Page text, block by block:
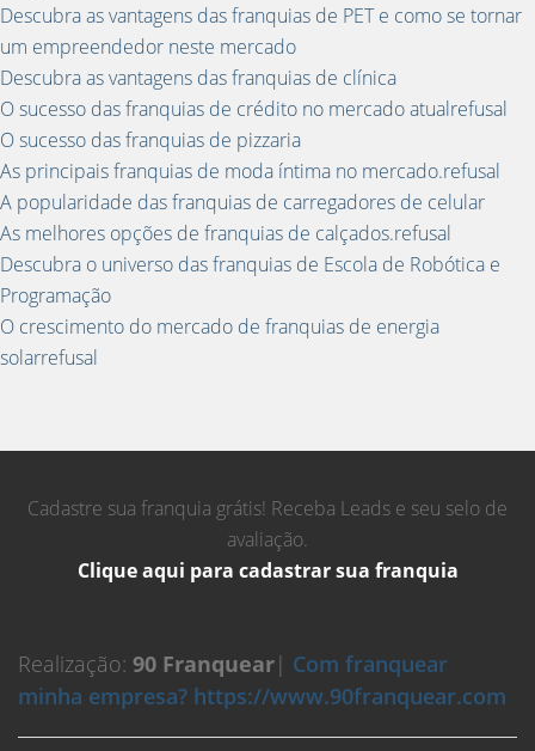
Descubra as vantagens das franquias de PET e como se tornar
um empreendedor neste mercado
Descubra as vantagens das franquias de clínica
O sucesso das franquias de crédito no mercado atualrefusal
O sucesso das franquias de pizzaria
As principais franquias de moda íntima no mercado.refusal
A popularidade das franquias de carregadores de celular
As melhores opções de franquias de calçados.refusal
Descubra o universo das franquias de Escola de Robótica e
Programação
O crescimento do mercado de franquias de energia
solarrefusal
Cadastre sua franquia grátis! Receba Leads e seu selo de
avaliação.
Clique aqui para cadastrar sua franquia
Realização: 90 Franquear| Com franquear
minha empresa? https://www.90franquear.com